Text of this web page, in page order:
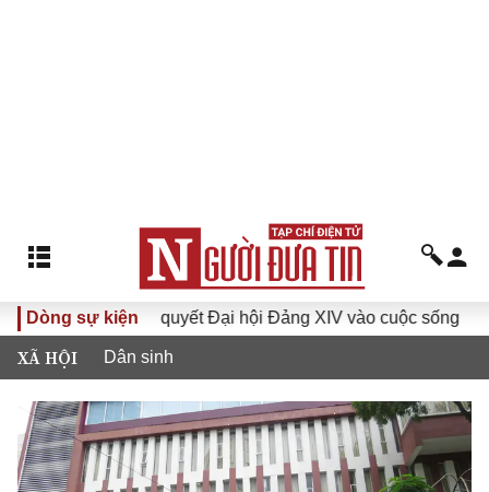
Dòng sự kiện
Đưa Nghị quyết Đại hội Đảng XIV vào cuộc sống
XÃ HỘI Dân sinh